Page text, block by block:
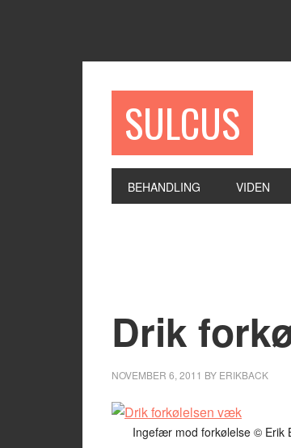
SULCUS
BEHANDLING VIDEN
Drik
NOVEMBER 6, 2011 BY ERIKBACK
Ingefær mod forkølelse © Erik